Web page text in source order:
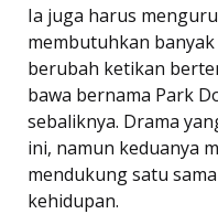
Ia juga harus
membutuhkan
berubah ketikan
bawa bernama Park
sebaliknya. Drama
ini, namun keduanya
mendukung satu
kehidupan.